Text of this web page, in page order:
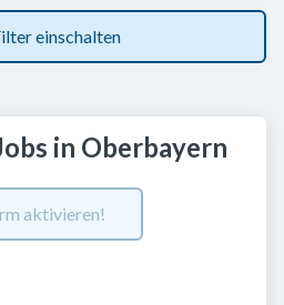
einschalten
in Oberbayern
aktivieren!